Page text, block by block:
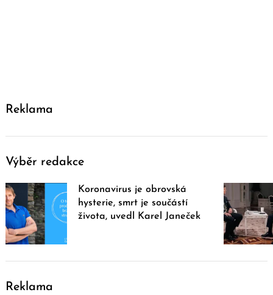
Reklama
Výběr redakce
Koronavirus je obrovská
hysterie, smrt je součástí
života, uvedl Karel Janeček
Reklama